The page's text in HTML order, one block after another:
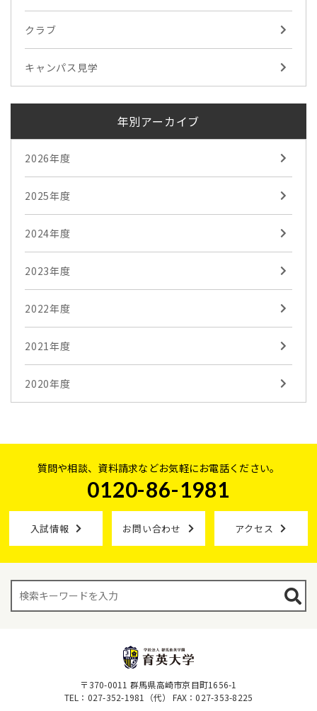
クラブ
キャンパス見学
年別アーカイブ
2026年度
2025年度
2024年度
2023年度
2022年度
2021年度
2020年度
質問や相談、資料請求などお気軽にお電話ください。
0120-86-1981
入試情報 お問い合わせ アクセス
〒370-0011 群馬県高崎市京目町1656-1
TEL：027-352-1981（代）
FAX：027-353-8225